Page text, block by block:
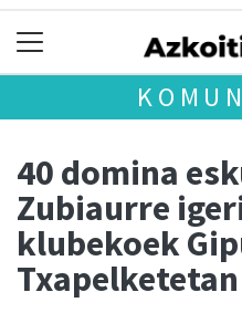
40 domina
Zubiaurre
klubekoek
Txapelketetan